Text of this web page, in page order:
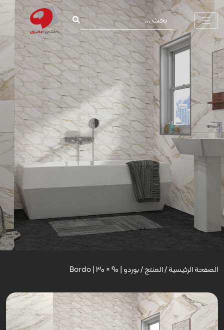
الصفحة الرئيسية/المنتج/بوردو | Bordo | 30 × 90